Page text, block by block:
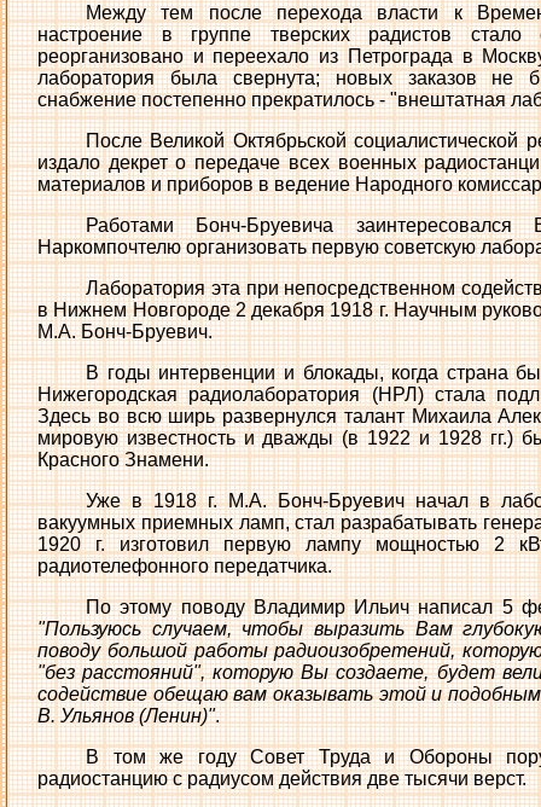
Между тем после перехода власти к
настроение в группе тверских радистов
реорганизовано и переехало из Петрограда в
лаборатория была свернута; новых заказов не
снабжение постепенно прекратилось - "внештатная
После Великой Октябрьской социалистической
издало декрет о передаче всех военных
материалов и приборов в ведение Народного
Работами Бонч-Бруевича
Наркомпочтелю организовать первую советскую
Лаборатория эта при непосредственном
в Нижнем Новгороде 2 декабря 1918 г. Научным
М.А. Бонч-Бруевич.
В годы интервенции и блокады, когда страна
Нижегородская радиолаборатория (НРЛ) стала
Здесь во всю ширь развернулся талант Михаила
мировую известность и дважды (в 1922 и 1928 гг.)
Красного Знамени.
Уже в 1918 г. М.А. Бонч-Бруевич начал в
вакуумных приемных ламп, стал разрабатывать
1920 г. изготовил первую лампу мощностью 2
радиотелефонного передатчика.
По этому поводу Владимир Ильич написал 5
"Пользуюсь случаем, чтобы выразить Вам
поводу большой работы радиоизобретений,
"без расстояний", которую Вы создаете, будет
содействие обещаю вам оказывать этой и
В. Ульянов (Ленин)".
В том же году Совет Труда и Обороны
радиостанцию с радиусом действия две тысячи верст.